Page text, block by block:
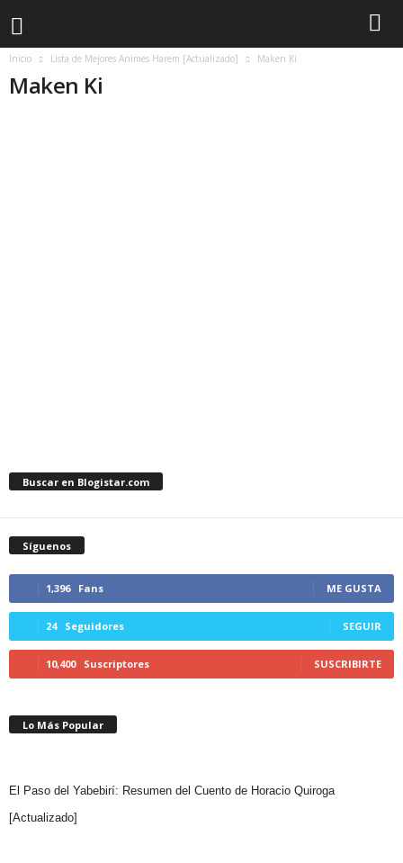
Inicio Lista de Mejores Animes Harem [Actualizado] Maken Ki
Maken Ki
Buscar en Blogistar.com
Síguenos
1,396 Fans ME GUSTA
24 Seguidores SEGUIR
10,400 Suscriptores SUSCRIBIRTE
Lo Más Popular
El Paso del Yabebirí: Resumen del Cuento de Horacio Quiroga
[Actualizado]